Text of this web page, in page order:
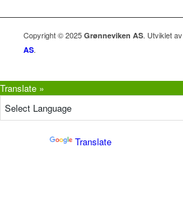
Copyright © 2025 Grønneviken AS. Utviklet av
AS.
Translate »
Translate